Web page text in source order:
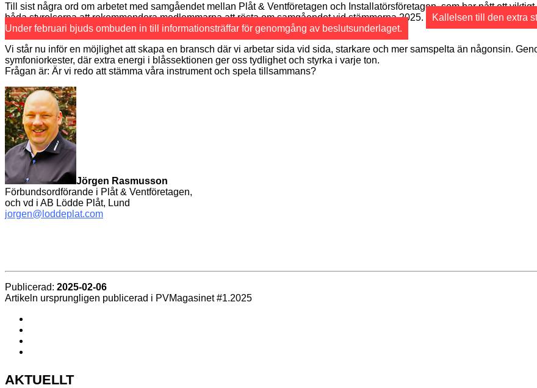
Till sist några ord om arbetet med samgåendet mellan Plåt & Ventföretagen och Installatörsföretagen, som har nått ett
båda styrelserna att rekommendera medlemmarna att rösta om samgåendet vid stämmorna 2025.
Kallelsen till den extra
Under februari bjuds ombuden in till informationsträffar för genomgång av beslutsunderlaget.
Vi står nu inför en möjlighet att skapa en bransch där vi arbetar sida vid sida, starkare och mer samspelta än någonsin.
symfoniorkester, där extra energi i blåssektionen ger oss tydlighet och styrka i varje ton.
Frågan är: Är vi redo att stämma våra instrument och spela tillsammans?
Jörgen Rasmusson
Förbundsordförande i Plåt & Ventföretagen,
och vd i AB Lödde Plåt, Lund
jorgen@loddeplat.com
Publicerad: 2025-02-06
Artikeln ursprungligen publicerad i PVMagasinet #1.2025
AKTUELLT